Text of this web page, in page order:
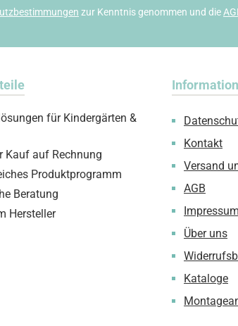
zur Kenntnis genommen und die
Kontakt
Versand
AGB
Impressum
Über uns
Kataloge
für Kindergärten &
Kauf auf Rechnung
Produktprogramm
Beratung
Hersteller